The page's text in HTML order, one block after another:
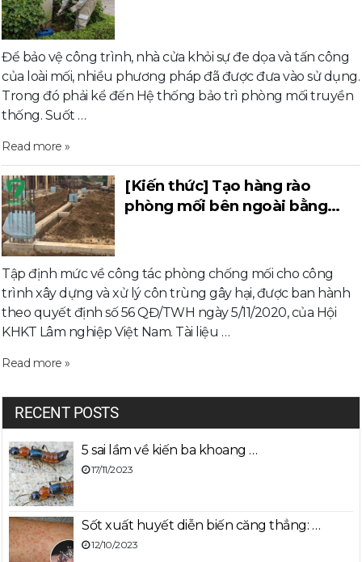
Để bảo vệ công trình, nhà cửa khỏi sự đe dọa và tấn công
của loài mối, nhiều phương pháp đã được đưa vào sử dụng.
Trong đó phải kể đến Hệ thống bảo trì phòng mối truyền
thống. Suốt …
Read more »
[Kiến thức] Tạo hàng rào
phòng mối bên ngoài bằng
Tập định mức về công tác phòng chống mối cho công
trình xây dựng và xử lý côn trùng gây hại, được ban hành
theo quyết định số 56 QĐ/TWH ngày 5/11/2020, của Hội
KHKT Lâm nghiệp Việt Nam. Tài liệu …
Read more »
RECENT POSTS
5 sai lầm về kiến ba khoang …
17/11/2023
Sốt xuất huyết diễn biến căng thẳng: …
12/10/2023